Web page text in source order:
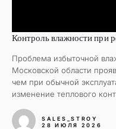
Контроль влажности при
Проблема избыточной
Московской области
чем при обычной
изменение теплового
SALES_STROY
28 ИЮЛЯ 2026